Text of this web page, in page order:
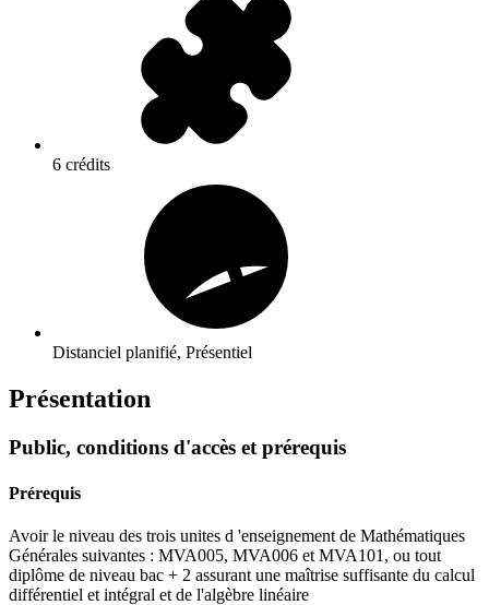
6 crédits
Distanciel planifié, Présentiel
Présentation
Public, conditions d'accès et prérequis
Prérequis
Avoir le niveau des trois unites d 'enseignement de Mathématiques
Générales suivantes : MVA005, MVA006 et MVA101, ou tout
diplôme de niveau bac + 2 assurant une maîtrise suffisante du calcul
différentiel et intégral et de l'algèbre linéaire